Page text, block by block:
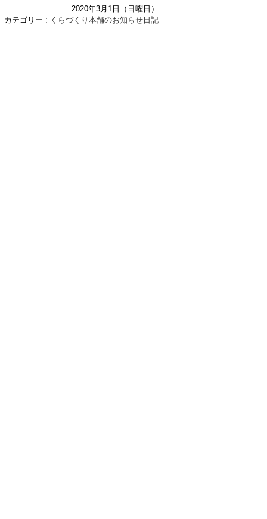
2020年3月1日（日曜日）
カテゴリー : くらづくり本舗のお知らせ日記